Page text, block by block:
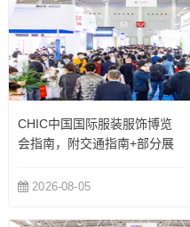
CHIC中国国际服装服饰博览
会指南，附交通指南+部分展
2026-08-05